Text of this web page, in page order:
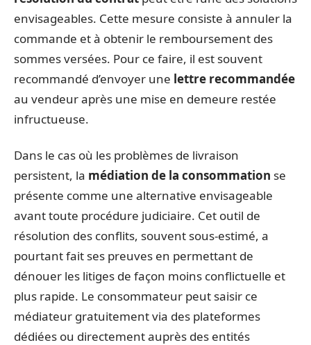
envisageables. Cette mesure consiste à annuler la
commande et à obtenir le remboursement des
sommes versées. Pour ce faire, il est souvent
recommandé d’envoyer une lettre recommandée
au vendeur après une mise en demeure restée
infructueuse.
Dans le cas où les problèmes de livraison
persistent, la médiation de la consommation se
présente comme une alternative envisageable
avant toute procédure judiciaire. Cet outil de
résolution des conflits, souvent sous-estimé, a
pourtant fait ses preuves en permettant de
dénouer les litiges de façon moins conflictuelle et
plus rapide. Le consommateur peut saisir ce
médiateur gratuitement via des plateformes
dédiées ou directement auprès des entités